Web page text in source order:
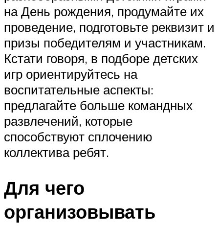
на День рождения, продумайте их
проведение, подготовьте реквизит и
призы победителям и участникам.
Кстати говоря, в подборе детских
игр ориентируйтесь на
воспитательные аспекты:
предлагайте больше командных
развлечений, которые
способствуют сплочению
коллектива ребят.
Для чего
организовывать